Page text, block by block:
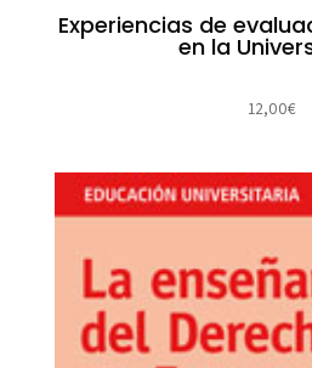
Experiencias de
en la
12,00€